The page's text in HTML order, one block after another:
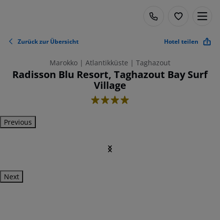
Zurück zur Übersicht Hotel teilen
Marokko | Atlantikküste | Taghazout
Radisson Blu Resort, Taghazout Bay Surf
Village
4
Previous
Next